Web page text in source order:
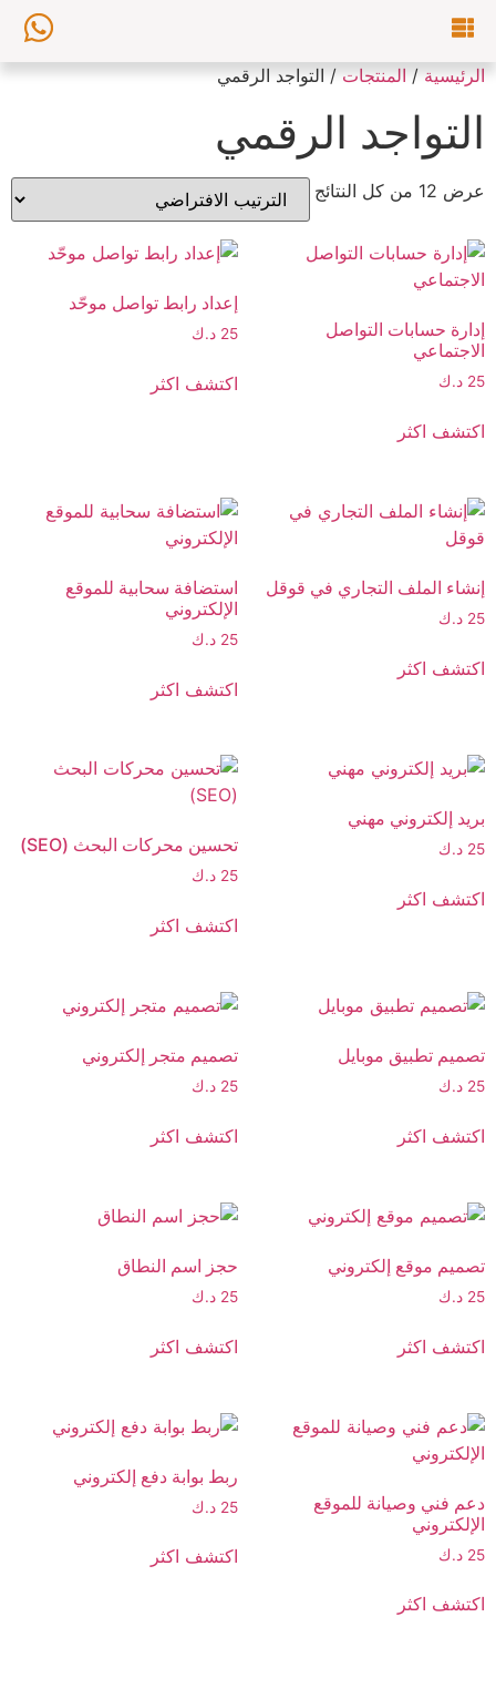
الرئيسية/المنتجات/ التواجد الرقمي
التواجد الرقمي
عرض ⁦12⁩ من كل النتائج
إدارة حسابات التواصل
الاجتماعي
25 د.ك
اكتشف اكثر
إعداد رابط تواصل موحّد
25 د.ك
اكتشف اكثر
إنشاء الملف التجاري في قوقل
25 د.ك
اكتشف اكثر
استضافة سحابية للموقع
الإلكتروني
25 د.ك
اكتشف اكثر
بريد إلكتروني مهني
25 د.ك
اكتشف اكثر
تحسين محركات البحث (SEO)
25 د.ك
اكتشف اكثر
تصميم تطبيق موبايل
25 د.ك
اكتشف اكثر
تصميم متجر إلكتروني
25 د.ك
اكتشف اكثر
تصميم موقع إلكتروني
25 د.ك
اكتشف اكثر
حجز اسم النطاق
25 د.ك
اكتشف اكثر
دعم فني وصيانة للموقع
الإلكتروني
25 د.ك
اكتشف اكثر
ربط بوابة دفع إلكتروني
25 د.ك
اكتشف اكثر